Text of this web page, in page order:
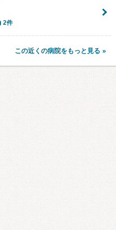
2件
この近くの病院をもっと見る »